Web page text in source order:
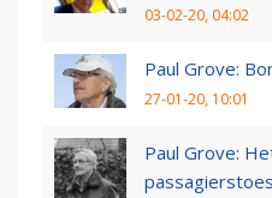
03-02-20, 04:02
Paul Grove:
27-01-20, 10:01
Paul Grove: